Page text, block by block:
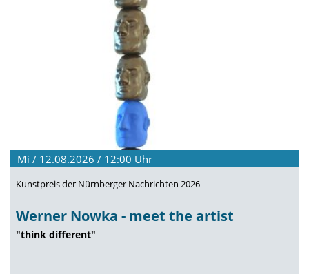
Mi / 12.08.2026 / 12:00 Uhr
Kunstpreis der Nürnberger Nachrichten 2026
Werner Nowka - meet the artist
"think different"